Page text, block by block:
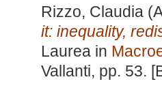
Rizzo, Claudia
it: inequality,
Laurea in
Vallanti, pp. 53.